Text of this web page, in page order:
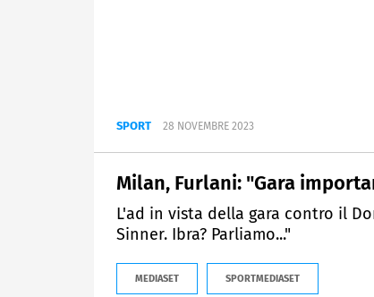
SPORT 28 NOVEMBRE 2023
Milan, Furlani: "Gara
L'ad in vista della gara contro il
Sinner. Ibra? Parliamo..."
MEDIASET SPORTMEDIASET